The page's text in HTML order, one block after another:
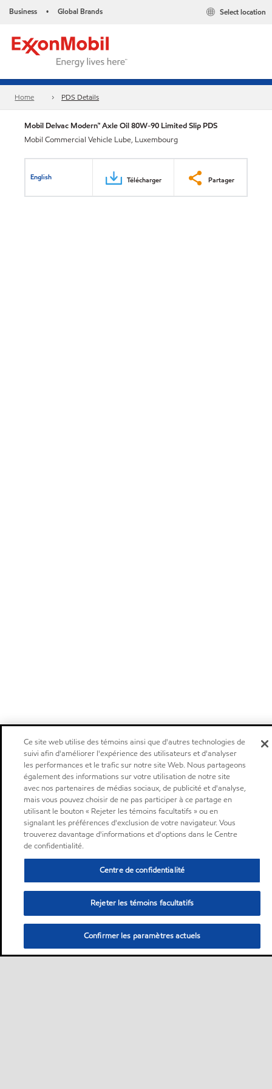
Business • Global Brands Select location
Home PDS Details
Mobil Delvac Modern™ Axle Oil 80W-90 Limited Slip PDS
Mobil Commercial Vehicle Lube, Luxembourg
English Télécharger Partager
Ce site web utilise des témoins ainsi que d'autres technologies de
suivi afin d'améliorer l'expérience des utilisateurs et d'analyser
les performances et le trafic sur notre site Web. Nous partageons
également des informations sur votre utilisation de notre site
avec nos partenaires de médias sociaux, de publicité et d'analyse,
mais vous pouvez choisir de ne pas participer à ce partage en
utilisant le bouton « Rejeter les témoins facultatifs » ou en
signalant les préférences d'exclusion de votre navigateur. Vous
trouverez davantage d'informations et d'options dans le Centre
de confidentialité.
Centre de confidentialité
Rejeter les témoins facultatifs
Confirmer les paramètres actuels